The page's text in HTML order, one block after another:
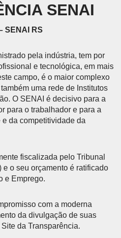
SENAI
SENAI RS
pela indústria, tem por
e tecnológica, em mais
campo, é o maior complexo
uma rede de Institutos
O SENAI é decisivo para a
para o trabalhador e para a
da competitividade da
fiscalizada pelo Tribunal
o seu orçamento é ratificado
e Emprego.
com a moderna
da divulgação de suas
da Transparência.